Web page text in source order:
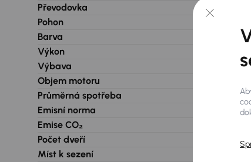
Převodovka
Pohon
Barva
Výkon
Výbava
Objem motoru
Průměrná spotřeba
Emisní norma
Emise CO₂
Počet dveří
Míst k sezení